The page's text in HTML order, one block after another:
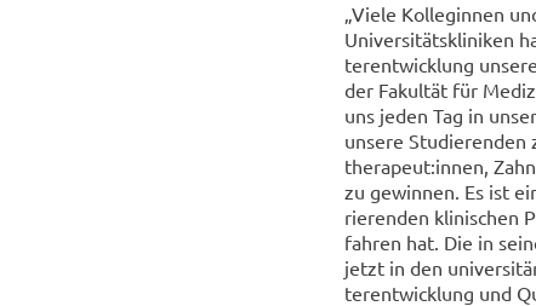
„Viele Kol­le­gin­nen
Uni­ver­si­täts­kli­ni­ken
ter­ent­wick­lung
der Fa­kul­tät für
uns jeden Tag in
un­se­re
the­ra­peut:innen,
zu ge­win­nen. Es ist
rie­ren­den kli­ni­schen
fah­ren hat. Die in
jetzt in den
ter­ent­wick­lung und